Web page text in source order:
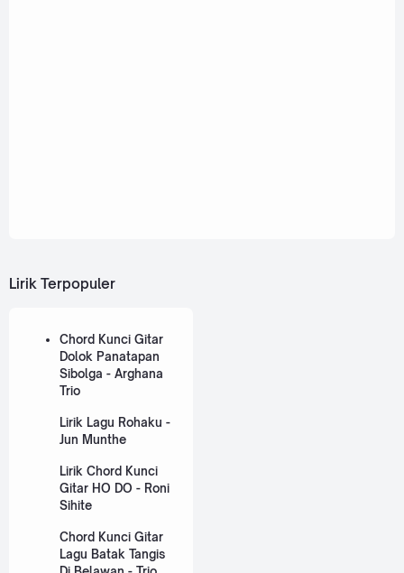
Lirik Terpopuler
Chord Kunci Gitar
Dolok Panatapan
Sibolga - Arghana
Trio
Lirik Lagu Rohaku -
Jun Munthe
Lirik Chord Kunci
Gitar HO DO - Roni
Sihite
Chord Kunci Gitar
Lagu Batak Tangis